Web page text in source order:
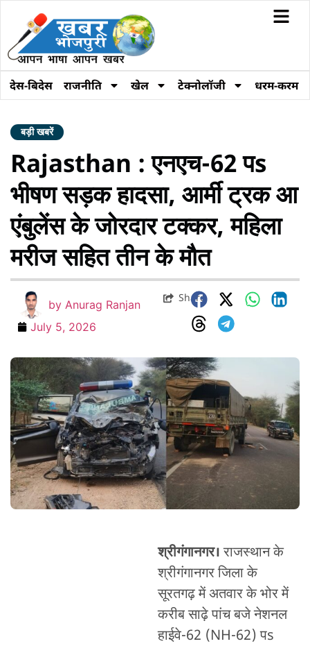
देस-बिदेस राजनीति खेल टेक्नोलॉजी धरम-करम
बड़ी खबरें
Rajasthan : एनएच-62 पs
भीषण सड़क हादसा, आर्मी ट्रक आ
एंबुलेंस के जोरदार टक्कर, महिला
मरीज सहित तीन के मौत
by Anurag Ranjan
July 5, 2026
Share
श्रीगंगानगर।राजस्थान के
श्रीगंगानगर जिला के
सूरतगढ़ में अतवार के भोर में
करीब साढ़े पांच बजे नेशनल
हाईवे-62 (NH-62) पs